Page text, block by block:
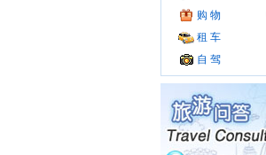
购 物
租 车
自 驾